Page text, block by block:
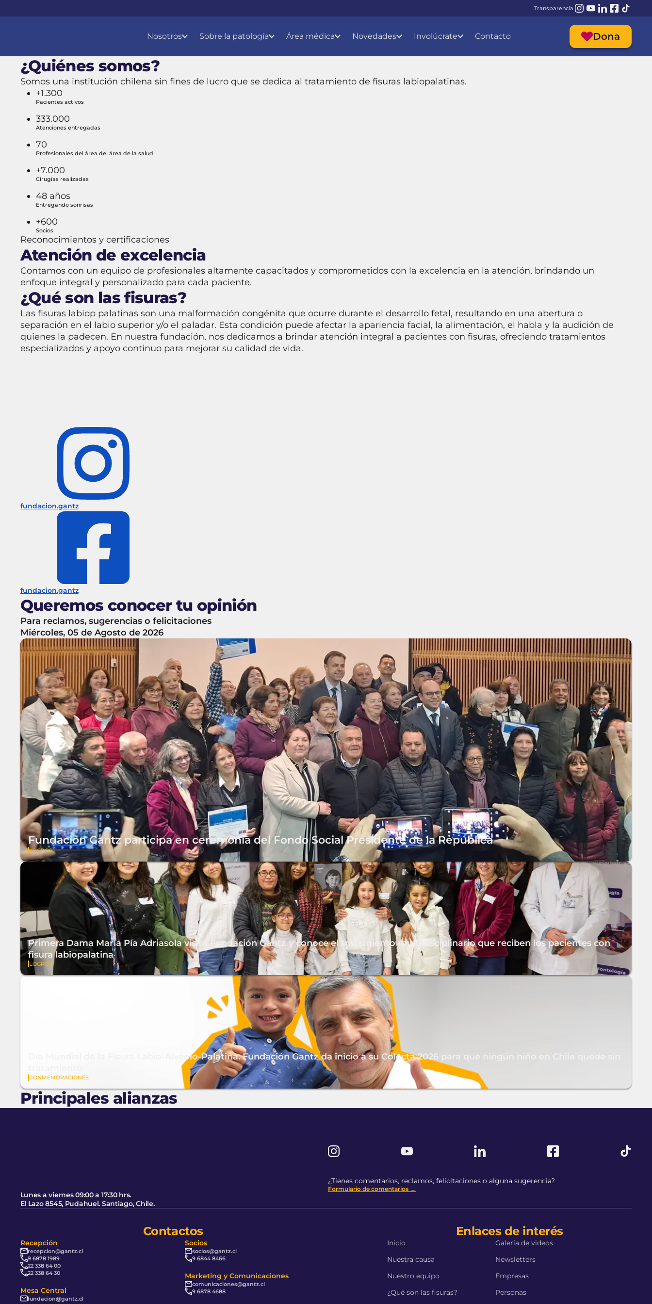
Cabecera del Sitio Transparencia
Nosotros Sobre la patología Área médica Novedades Involúcrate Contacto Dona
¿Quiénes somos?
Somos una institución chilena sin fines de lucro que se dedica al tratamiento de fisuras labiopalatinas.
+1.300
Pacientes activos
333.000
Atenciones entregadas
70
Profesionales del área del área de la salud
+7.000
Cirugías realizadas
48 años
Entregando sonrisas
+600
Socios
Reconocimientos y certificaciones
Atención de excelencia
Contamos con un equipo de profesionales altamente capacitados y comprometidos con la excelencia en la atención, brindando un
enfoque integral y personalizado para cada paciente.
¿Qué son las fisuras?
Las fisuras labiop palatinas son una malformación congénita que ocurre durante el desarrollo fetal, resultando en una abertura o
separación en el labio superior y/o el paladar. Esta condición puede afectar la apariencia facial, la alimentación, el habla y la audición de
quienes la padecen. En nuestra fundación, nos dedicamos a brindar atención integral a pacientes con fisuras, ofreciendo tratamientos
especializados y apoyo continuo para mejorar su calidad de vida.
fundacion.gantz
fundacion.gantz
Queremos conocer tu opinión
Para reclamos, sugerencias o felicitaciones
Miércoles, 05 de Agosto de 2026
Fundación Gantz participa en ceremonia del Fondo Social Presidente de la República
LOGROS
Primera Dama María Pía Adriasola visita Fundación Gantz y conoce el tratamiento multidisciplinario que reciben los pacientes con
fisura labiopalatina
LOGROS
Día Mundial de la Fisura Labio-Alvéolo-Palatina: Fundación Gantz da inicio a su Colecta 2026 para que ningún niño en Chile quede sin
CONMEMORACIONES
Principales alianzas
Lunes a viernes 09:00 a 17:30 hrs.
El Lazo 8545, Pudahuel. Santiago, Chile.
¿Tienes comentarios, reclamos, felicitaciones o alguna sugerencia?
Formulario de comentarios →
Enlaces de interés
Inicio
Nuestra causa
Nuestro equipo
¿Qué son las fisuras?
Galería de videos
Newsletters
Empresas
Personas
Contactos
Recepción
recepcion@gantz.cl
9 6878 1989
22 338 64 00
22 338 64 30
Mesa Central
fundacion@gantz.cl
Socios
socios@gantz.cl
9 6844 8466
Marketing y Comunicaciones
comunicaciones@gantz.cl
9 6878 4688